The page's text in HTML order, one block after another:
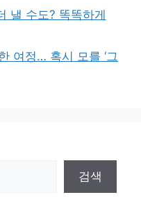
낼 수도? 똑똑하게
여정… 혹시 모를 ‘그
검색